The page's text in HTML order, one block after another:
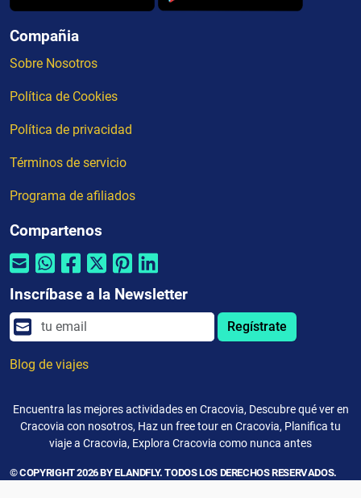
Compañia
Sobre Nosotros
Política de Cookies
Política de privacidad
Términos de servicio
Programa de afiliados
Compartenos
Inscríbase a la Newsletter
Regístrate
Blog de viajes
Encuentra las mejores actividades en Cracovia, Descubre qué ver en
Cracovia con nosotros, Haz un free tour en Cracovia, Planifica tu
viaje a Cracovia, Explora Cracovia como nunca antes
© COPYRIGHT 2026 BY ELANDFLY. TODOS LOS DERECHOS RESERVADOS.